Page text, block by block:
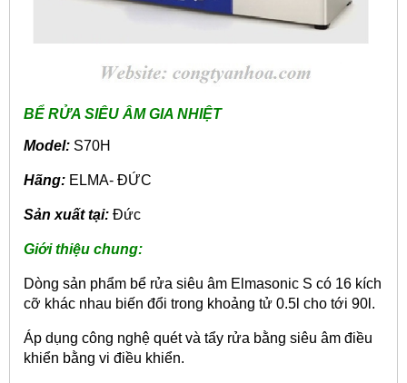
BỂ RỬA SIÊU ÂM GIA NHIỆT
Model: S70H
Hãng: ELMA- ĐỨC
Sản xuất tại: Đức
Giới thiệu chung:
Dòng sản phẩm bể rửa siêu âm Elmasonic S có 16 kích
cỡ khác nhau biến đổi trong khoảng tử 0.5l cho tới 90l.
Áp dụng công nghệ quét và tẩy rửa bằng siêu âm điều
khiển bằng vi điều khiển.